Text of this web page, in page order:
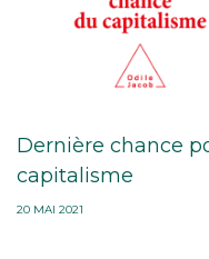
Dernière chance
capitalisme
20 MAI 2021